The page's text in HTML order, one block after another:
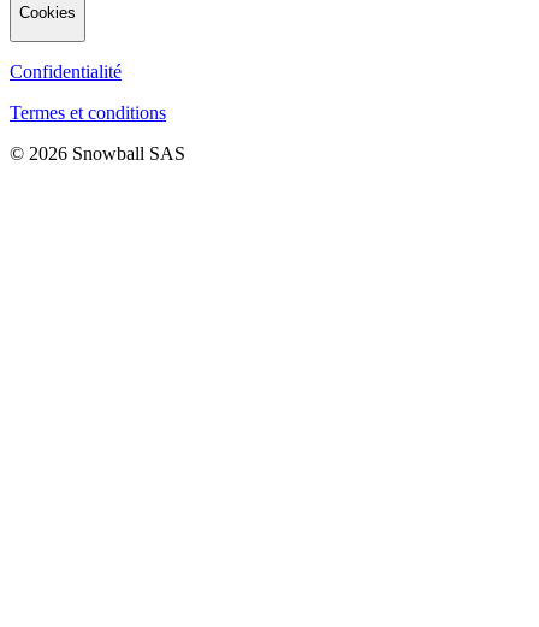
Cookies
Confidentialité
Termes et conditions
© 2026 Snowball SAS